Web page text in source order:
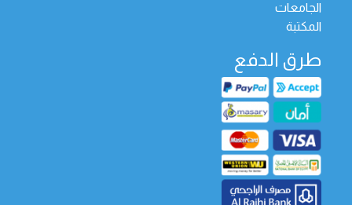
الجامعات
المكتبة
طرق الدفع